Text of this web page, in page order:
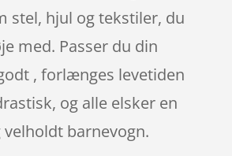
stel, hjul og tekstiler, du
med. Passer du din
, forlænges levetiden
og alle elsker en
barnevogn.